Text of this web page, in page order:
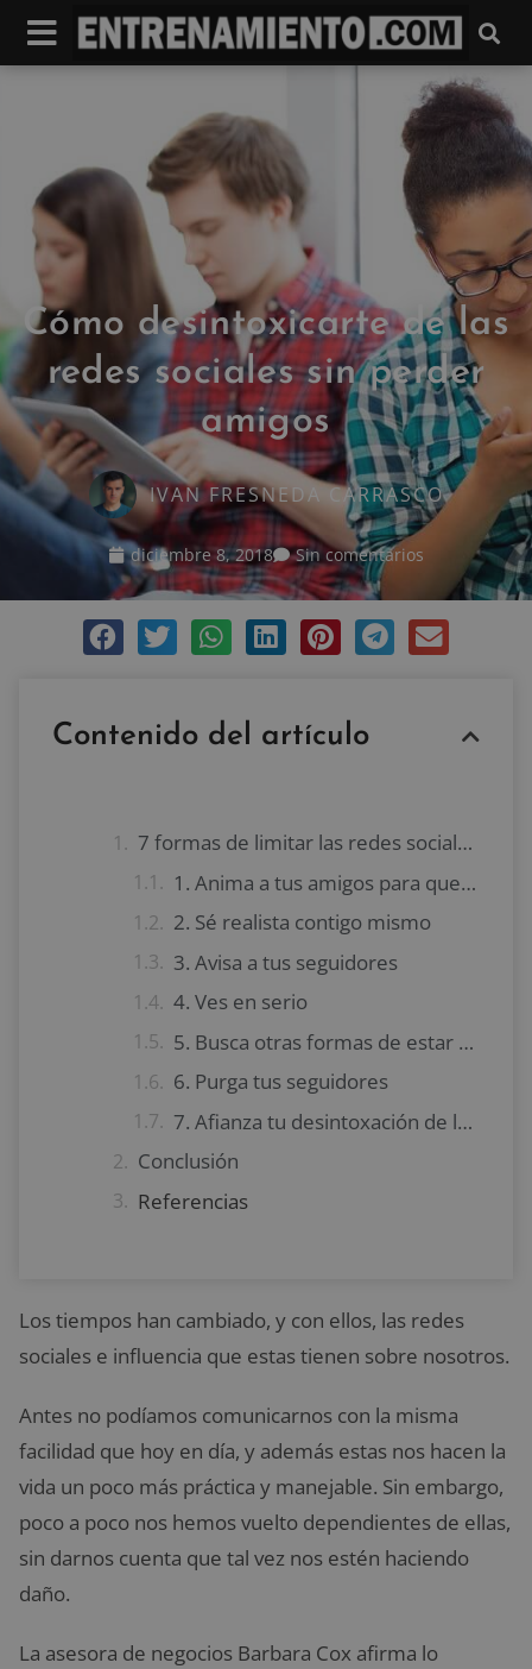
Cómo desintoxicarte de las
redes sociales sin perder
amigos
IVAN FRESNEDA CARRASCO
diciembre 8, 2018 Sin comentarios
Contenido del artículo
7 formas de limitar las redes sociales
1. Anima a tus amigos para que empiecen contigo
2. Sé realista contigo mismo
3. Avisa a tus seguidores
4. Ves en serio
5. Busca otras formas de estar en contacto con tus amigos
6. Purga tus seguidores
7. Afianza tu desintoxación de las redes sociales
Conclusión
Referencias
Los tiempos han cambiado, y con ellos, las redes
sociales e influencia que estas tienen sobre nosotros.
Antes no podíamos comunicarnos con la misma
facilidad que hoy en día, y además estas nos hacen la
vida un poco más práctica y manejable. Sin embargo,
poco a poco nos hemos vuelto dependientes de ellas,
sin darnos cuenta que tal vez nos estén haciendo
daño.
La asesora de negocios Barbara Cox afirma lo